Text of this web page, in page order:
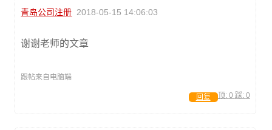
青岛公司注册 2018-05-15 14:06:03
谢谢老师的文章
跟帖来自电脑端
顶: 0 踩: 0
回复